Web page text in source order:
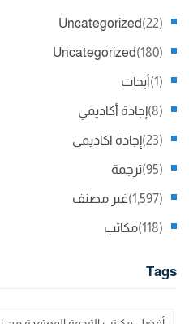
Uncategorized (22)
Uncategorized (180)
أبحاث (1)
إجادة أكاديمي (8)
إجادة اكاديمي (23)
ترجمة (95)
غير مصنف (1,597)
مكاتب (118)
Tags